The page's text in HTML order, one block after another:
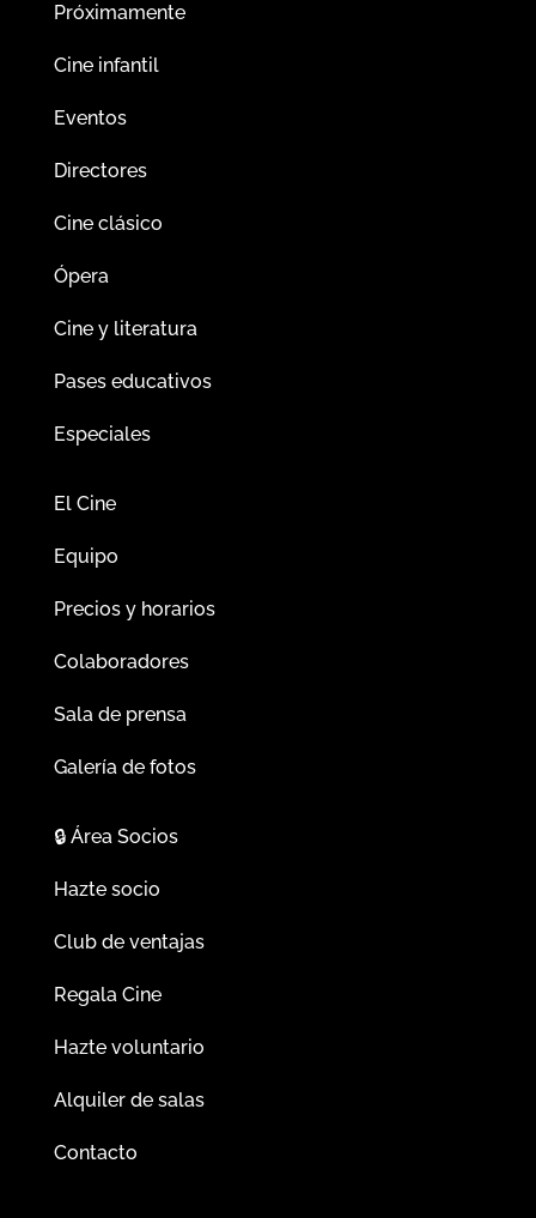
Próximamente
Cine infantil
Eventos
Directores
Cine clásico
Ópera
Cine y literatura
Pases educativos
Especiales
El Cine
Equipo
Precios y horarios
Colaboradores
Sala de prensa
Galería de fotos
🔒Área Socios
Hazte socio
Club de ventajas
Regala Cine
Hazte voluntario
Alquiler de salas
Contacto